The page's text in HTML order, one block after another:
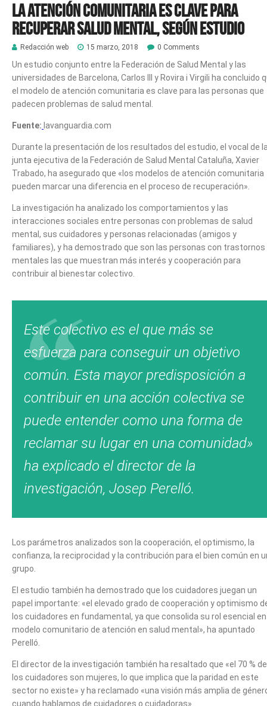
La atención comunitaria es clave para
recuperar salud mental, según estudio
Redacción web 15 marzo, 2018 0 Comments
Un estudio conjunto entre la Federación de Salud Mental y las
universidades de Barcelona, Carlos III y Rovira i Virgili ha concluido
el modelo de atención comunitaria es clave para las personas que
padecen problemas de salud mental.
Fuente: lavanguardia.com
Durante la presentación de los resultados del estudio, el vocal de
junta ejecutiva de la Federación de Salud Mental Cataluña, Xavier
Trabado, ha asegurado que «los modelos de atención comunitaria
pueden marcar una diferencia en el proceso de recuperación».
La investigación ha analizado los comportamientos y las
interacciones sociales entre personas con problemas de salud
mental, sus cuidadores y personas relacionadas (amigos y
familiares), y ha demostrado que son las personas con trastornos
mentales las que muestran más interés y cooperación para
contribuir al bienestar colectivo.
Este colectivo es el que más se
esfuerza para conseguir un objetivo
común. Esta mayor predisposición a
contribuir en una acción colectiva se
puede entender como una forma de
reclamar su lugar en una comunidad»
ha explicado el director de la
investigación, Josep Perelló.
Los parámetros analizados son la cooperación, el optimismo, la
confianza, la reciprocidad y la contribución para el bien común en
grupo.
El estudio también ha demostrado que los cuidadores juegan un
papel importante: «el elevado grado de cooperación y optimismo
los cuidadores en fundamental, ya que consolida su rol esencial
modelo comunitario de atención en salud mental», ha apuntado
Perelló.
El director de la investigación también ha resaltado que «el 70 % de
los cuidadores son mujeres, lo que implica que la paridad en este
sector no existe» y ha reclamado «una visión más amplia de
cuando hablamos de cuidadores o cuidadoras».